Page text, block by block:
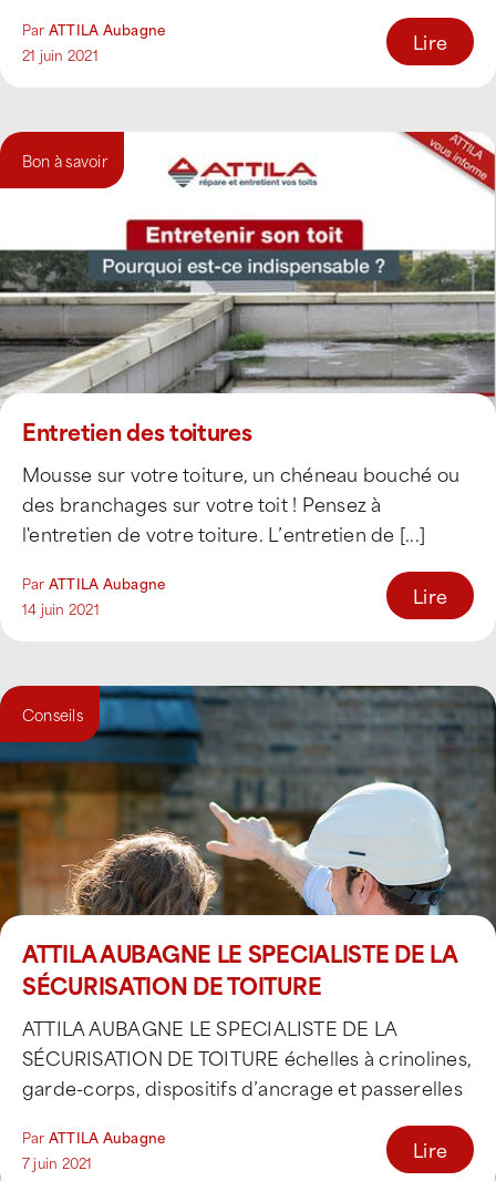
Par ATTILA Aubagne
21 juin 2021
Lire
Bon à savoir
Entretien des toitures
Mousse sur votre toiture, un chéneau bouché ou
des branchages sur votre toit ! Pensez à
l'entretien de votre toiture. L’entretien de [...]
Par ATTILA Aubagne
14 juin 2021
Lire
Conseils
ATTILA AUBAGNE LE SPECIALISTE DE LA
SÉCURISATION DE TOITURE
ATTILA AUBAGNE LE SPECIALISTE DE LA
SÉCURISATION DE TOITURE échelles à crinolines,
garde-corps, dispositifs d’ancrage et passerelles
Par ATTILA Aubagne
7 juin 2021
Lire